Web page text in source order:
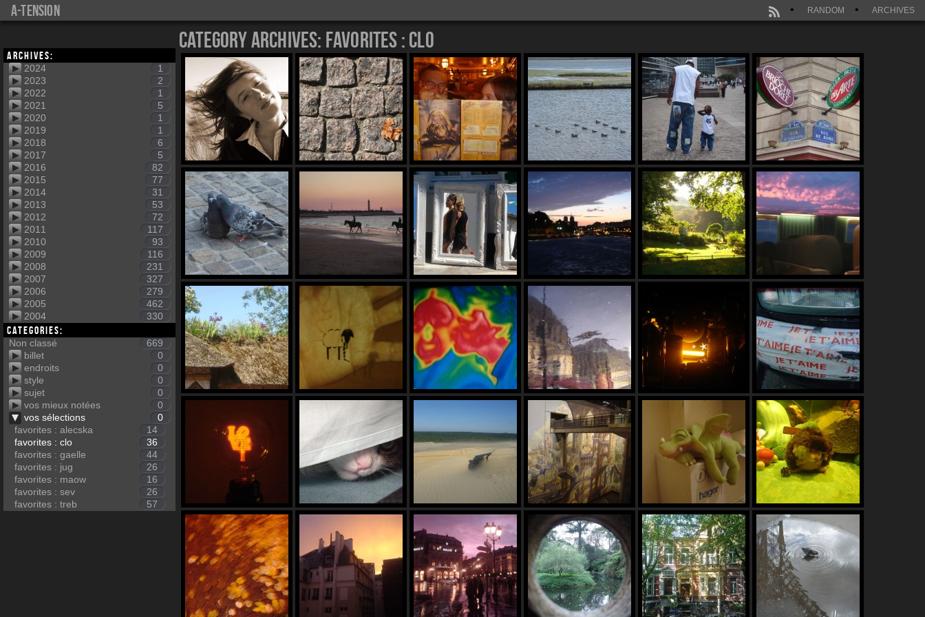
a-tension RANDOM ARCHIVES
Archives:
2024
1
2023
2
2022
1
2021
5
2020
1
2019
1
2018
6
2017
5
2016
82
2015
77
2014
31
2013
53
2012
72
2011
117
2010
93
2009
116
2008
231
2007
327
2006
279
2005
462
2004
330
Categories:
Non classé
669
billet
0
endroits
0
style
0
sujet
0
vos mieux notées
0
vos sélections
0
favorites : alecska
14
favorites : clo
36
favorites : gaelle
44
favorites : jug
26
favorites : maow
16
favorites : sev
26
favorites : treb
57
Category Archives: favorites : clo